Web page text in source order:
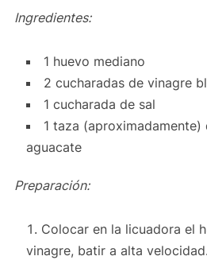
Ingredientes:
1 huevo mediano
2 cucharadas de vinagre
1 cucharada de sal
1 taza
aguacate
Preparación:
Colocar en la licuadora el
vinagre, batir a alta velocidad.